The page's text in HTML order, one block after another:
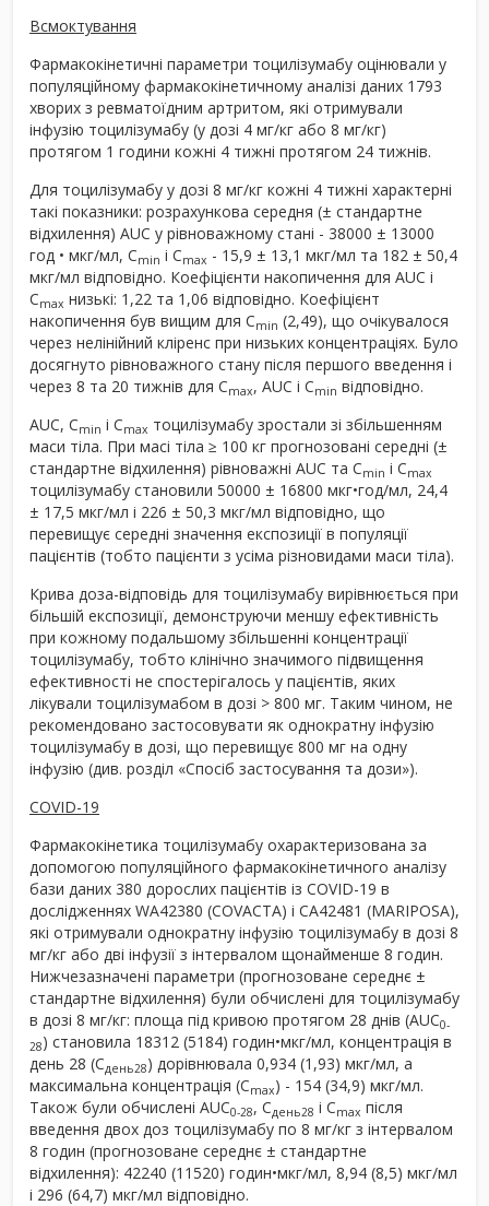
Всмоктування
Фармакокінетичні параметри тоцилізумабу оцінювали у
популяційному фармакокінетичному аналізі даних 1793
хворих з ревматоїдним артритом, які отримували
інфузію тоцилізумабу (у дозі 4 мг/кг або 8 мг/кг)
протягом 1 години кожні 4 тижні протягом 24 тижнів.
Для тоцилізумабу у дозі 8 мг/кг кожні 4 тижні характерні
такі показники: розрахункова середня (± стандартне
відхилення) AUC у рівноважному стані - 38000 ± 13000
год • мкг/мл, Cmin і Cmax - 15,9 ± 13,1 мкг/мл та 182 ± 50,4
мкг/мл відповідно. Коефіцієнти накопичення для AUC і
Cmах низькі: 1,22 та 1,06 відповідно. Коефіцієнт
накопичення був вищим для Cmin (2,49), що очікувалося
через нелінійний кліренс при низьких концентраціях. Було
досягнуто рівноважного стану після першого введення і
через 8 та 20 тижнів для Cmax, AUC і Cmin відповідно.
AUC, Cmin і Cmax тоцилізумабу зростали зі збільшенням
маси тіла. При масі тіла ≥ 100 кг прогнозовані середні (±
стандартне відхилення) рівноважні AUC та Cmin і Cmax
тоцилізумабу становили 50000 ± 16800 мкг•год/мл, 24,4
± 17,5 мкг/мл і 226 ± 50,3 мкг/мл відповідно, що
перевищує середні значення експозиції в популяції
пацієнтів (тобто пацієнти з усіма різновидами маси тіла).
Крива доза-відповідь для тоцилізумабу вирівнюється при
більшій експозиції, демонструючи меншу ефективність
при кожному подальшому збільшенні концентрації
тоцилізумабу, тобто клінічно значимого підвищення
ефективності не спостерігалось у пацієнтів, яких
лікували тоцилізумабом в дозі > 800 мг. Таким чином, не
рекомендовано застосовувати як однократну інфузію
тоцилізумабу в дозі, що перевищує 800 мг на одну
інфузію (див. розділ «Спосіб застосування та дози»).
COVID-19
Фармакокінетика тоцилізумабу охарактеризована за
допомогою популяційного фармакокінетичного аналізу
бази даних 380 дорослих пацієнтів із COVID-19 в
дослідженнях WA42380 (COVACTA) і CA42481 (MARIPOSA),
які отримували однократну інфузію тоцилізумабу в дозі 8
мг/кг або дві інфузії з інтервалом щонайменше 8 годин.
Нижчезазначені параметри (прогнозоване середнє ±
стандартне відхилення) були обчислені для тоцилізумабу
в дозі 8 мг/кг: площа під кривою протягом 28 днів (AUC0-
28) становила 18312 (5184) годин•мкг/мл, концентрація в
день 28 (Cдень28) дорівнювала 0,934 (1,93) мкг/мл, а
максимальна концентрація (Cmax) - 154 (34,9) мкг/мл.
Також були обчислені AUC0-28, Cдень28 і Cmax після
введення двох доз тоцилізумабу по 8 мг/кг з інтервалом
8 годин (прогнозоване середнє ± стандартне
відхилення): 42240 (11520) годин•мкг/мл, 8,94 (8,5) мкг/мл
і 296 (64,7) мкг/мл відповідно.